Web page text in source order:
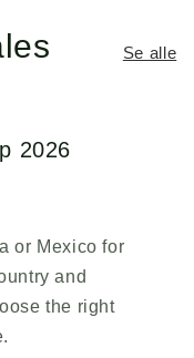
Se alle
2026
or Mexico for
and
the right